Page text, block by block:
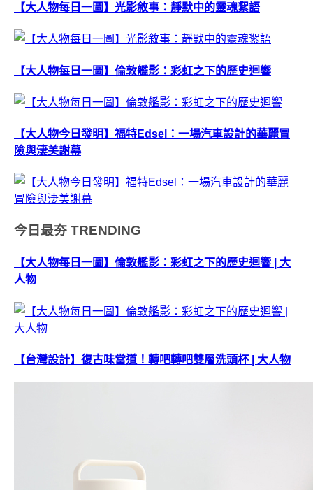
【大人物每日一圖】光影敘事：靜默中的靈魂絮語
【大人物每日一圖】倫敦艦影：彩虹之下的歷史迴響
【大人物今日發明】福特Edsel：一場汽車設計的華麗冒
險與淒美謝幕
今日最夯 TRENDING
【大人物每日一圖】倫敦艦影：彩虹之下的歷史迴響 | 大
人物
【台灣設計】復古味當道！轉吧轉吧雙層洗頭杯 | 大人物